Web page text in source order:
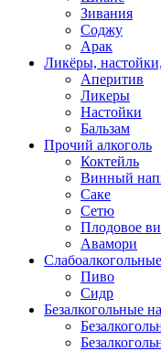
Зивания
Соджу
Арак
Ликёры,
Аперитив
Ликеры
Настойки
Бальзам
Прочий алкоголь
Коктейль
Винный
Саке
Сетю
Плодовое
Авамори
Пиво
Сидр
Безалкогольные